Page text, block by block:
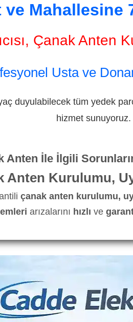
Mahallesine
Çanak Anten
Usta ve
duyulabilecek tüm yedek
hizmet sunuyoruz.
Anten İle İlgili
Anten Kurulumu,
çanak anten kurulumu,
arızalarını hızlı ve